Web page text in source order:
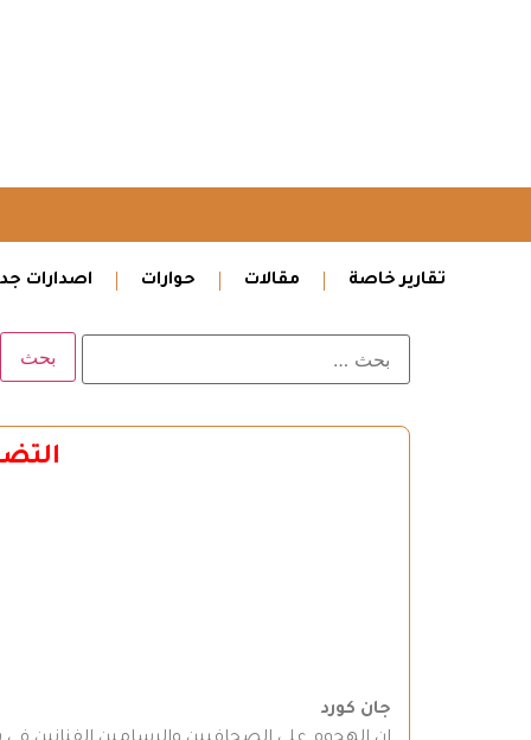
تقارير خاصة مقالات حوارات اصدارات
جان كورد